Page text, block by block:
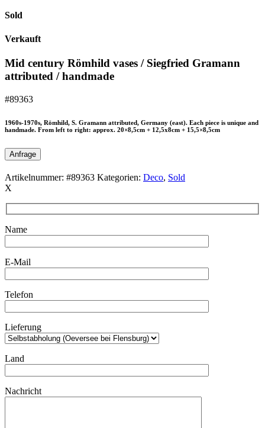
Sold
Verkauft
Mid century Römhild vases / Siegfried Gramann
attributed / handmade
#89363
1960s-1970s, Römhild, S. Gramann attributed, Germany (east). Each piece is unique and
handmade. From left to right: approx. 20×8,5cm + 12,5x8cm + 15,5×8,5cm
Anfrage
Artikelnummer: #89363 Kategorien: Deco, Sold
X
Name
E-Mail
Telefon
Lieferung
Land
Nachricht